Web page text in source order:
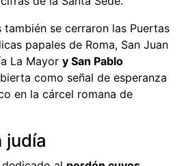
también se cerraron las Puertas
papales de Roma, San Juan
La Mayor y San Pablo
como señal de esperanza
en la cárcel romana de
judía